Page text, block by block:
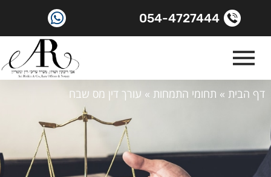
054-4727444
דף הבית » תחומי התמחות » עורך דין מס שבח